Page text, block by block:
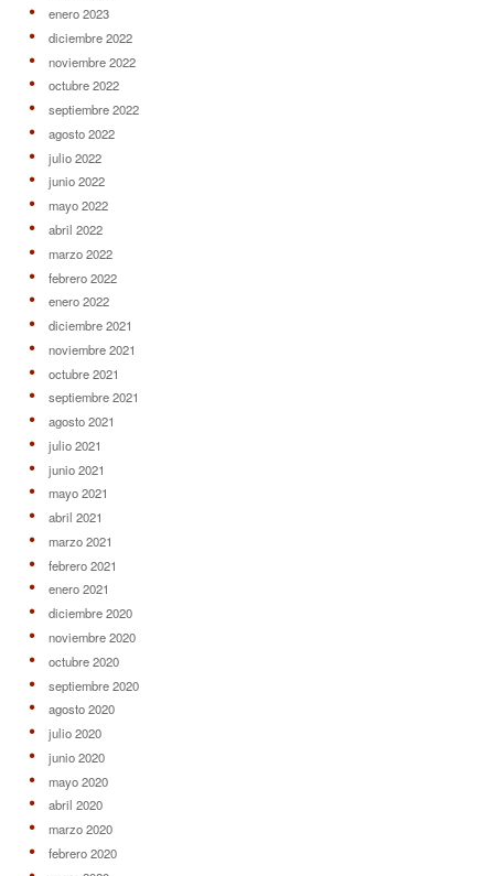
enero 2023
diciembre 2022
noviembre 2022
octubre 2022
septiembre 2022
agosto 2022
julio 2022
junio 2022
mayo 2022
abril 2022
marzo 2022
febrero 2022
enero 2022
diciembre 2021
noviembre 2021
octubre 2021
septiembre 2021
agosto 2021
julio 2021
junio 2021
mayo 2021
abril 2021
marzo 2021
febrero 2021
enero 2021
diciembre 2020
noviembre 2020
octubre 2020
septiembre 2020
agosto 2020
julio 2020
junio 2020
mayo 2020
abril 2020
marzo 2020
febrero 2020